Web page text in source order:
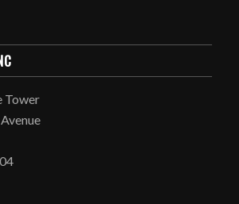
Tower